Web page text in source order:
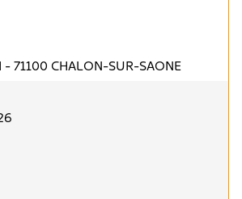
71100 CHALON-SUR-SAONE